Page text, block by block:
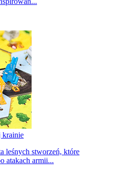
krainie
leśnych stworzeń, które
atakach armii...